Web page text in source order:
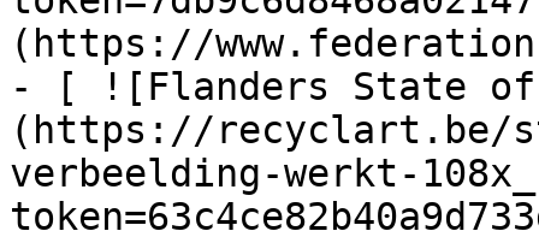
(https://
- [ ![Flanders State
(https://recyclart.be/
verbeelding-werkt-